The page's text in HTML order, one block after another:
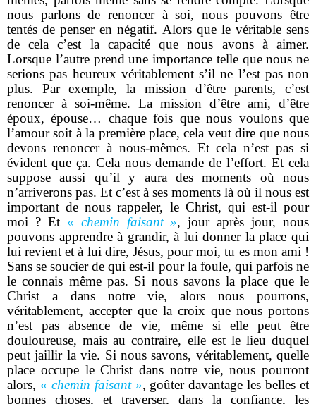
nous parlons de renoncer à soi, nous pouvons être
tentés de penser en négatif. Alors que le véritable sens
de cela c’est la capacité que nous avons à aimer.
Lorsque l’autre prend une importance telle que nous ne
serions pas heureux véritablement s’il ne l’est pas non
plus. Par exemple, la mission d’être parents, c’est
renoncer à soi-même. La mission d’être ami, d’être
époux, épouse… chaque fois que nous voulons que
l’amour soit à la première place, cela veut dire que nous
devons renoncer à nous-mêmes. Et cela n’est pas si
évident que ça. Cela nous demande de l’effort. Et cela
suppose aussi qu’il y aura des moments où nous
n’arriverons pas. Et c’est à ses moments là où il nous est
important de nous rappeler, le Christ, qui est-il pour
moi ? Et « chemin faisant », jour après jour, nous
pouvons apprendre à grandir, à lui donner la place qui
lui revient et à lui dire, Jésus, pour moi, tu es mon ami !
Sans se soucier de qui est-il pour la foule, qui parfois ne
le connais même pas. Si nous savons la place que le
Christ a dans notre vie, alors nous pourrons,
véritablement, accepter que la croix que nous portons
n’est pas absence de vie, même si elle peut être
douloureuse, mais au contraire, elle est le lieu duquel
peut jaillir la vie. Si nous savons, véritablement, quelle
place occupe le Christ dans notre vie, nous pourront
alors, « chemin faisant », goûter davantage les belles et
bonnes choses, et traverser, dans la confiance, les